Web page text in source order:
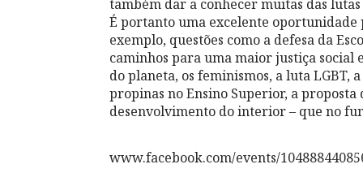
também dar a conhecer muitas das
É portanto uma excelente
exemplo, questões como a defesa da
caminhos para uma maior justiça social
do planeta, os feminismos, a luta LGBT,
propinas no Ensino Superior, a
desenvolvimento do interior – que no
www.facebook.com/events/